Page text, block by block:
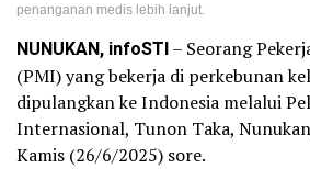
penanganan medis lebih lanjut.
NUNUKAN, infoSTI– Seorang
(PMI) yang bekerja di perkebunan
dipulangkan ke Indonesia melalui
Internasional, Tunon Taka,
Kamis (26/6/2025) sore.